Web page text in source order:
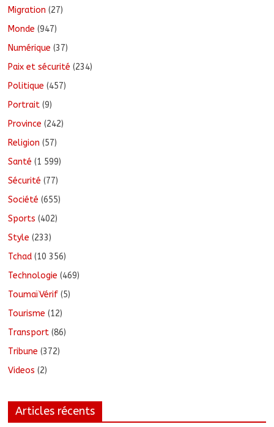
Migration (27)
Monde (947)
Numérique (37)
Paix et sécurité (234)
Politique (457)
Portrait (9)
Province (242)
Religion (57)
Santé (1 599)
Sécurité (77)
Société (655)
Sports (402)
Style (233)
Tchad (10 356)
Technologie (469)
ToumaïVérif (5)
Tourisme (12)
Transport (86)
Tribune (372)
Videos (2)
Articles récents